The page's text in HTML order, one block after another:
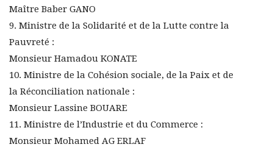
Maître Baber GANO
9. Ministre de la Solidarité et de la Lutte contre la
Pauvreté :
Monsieur Hamadou KONATE
10. Ministre de la Cohésion sociale, de la Paix et de
la Réconciliation nationale :
Monsieur Lassine BOUARE
11. Ministre de l’Industrie et du Commerce :
Monsieur Mohamed AG ERLAF